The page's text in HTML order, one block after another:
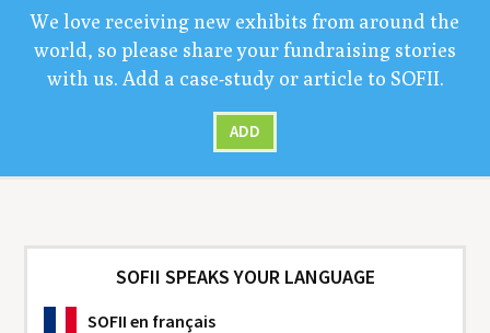
We love receiv­ing new exhibits from around the
world, so please share your fundrais­ing sto­ries
with us. Add a case-study or arti­cle to SOFII.
ADD
SOFII SPEAKS YOUR LANGUAGE
SOFII en français